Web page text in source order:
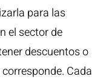
para las
el sector de
descuentos o
Cada